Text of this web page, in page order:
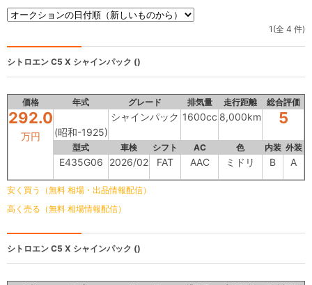
1(全 4 件)
シトロエン C5 X シャインパック ()
価格 年式 グレード 排気量 走行距離 総合評価
292.0
万円 (昭和-1925)
シャインパック 1600cc 8,000km 5
型式 車検 シフト AC 色 内装 外装
E435G06 2026/02 FAT AAC ミドリ B A
安く買う（無料 相場・出品情報配信）
高く売る（無料 相場情報配信）
シトロエン C5 X シャインパック ()